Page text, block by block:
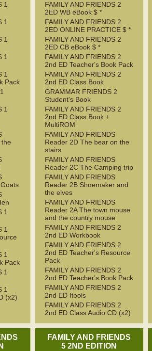
1
1
1
1
1
Pack
1
1
1
1
Pack
1
1
(x2)
FAMILY AND FRIENDS 2
2ED WB eBook $ *
FAMILY AND FRIENDS 2
2ED ONLINE PRACTICE $ *
FAMILY AND FRIENDS 2
2ED CB eBook $ *
FAMILY AND FRIENDS 2
2nd ED Teacher's Book Pack
FAMILY AND FRIENDS 2
2nd ED Class Book
GRAMMAR FRIENDS 2
Student's Book
FAMILY AND FRIENDS 2
2nd ED Class Book +
MultiROM
FAMILY AND FRIENDS
Reader 2D The bear on the
stairs
FAMILY AND FRIENDS
Reader 2C The Camping trip
FAMILY AND FRIENDS
Reader 2B Shoemaker and
the elves
FAMILY AND FRIENDS
Reader 2A The town mouse
and the country mouse
FAMILY AND FRIENDS 2
2nd ED Workbook
FAMILY AND FRIENDS 2
2nd ED Teacher's Resource
Pack
FAMILY AND FRIENDS 2
2nd ED Teacher's Book Pack
FAMILY AND FRIENDS 2
2nd ED Itools
FAMILY AND FRIENDS 2
2nd ED Class Audio CD (x2)
FAMILY AND FRIENDS
5 2ND EDITION